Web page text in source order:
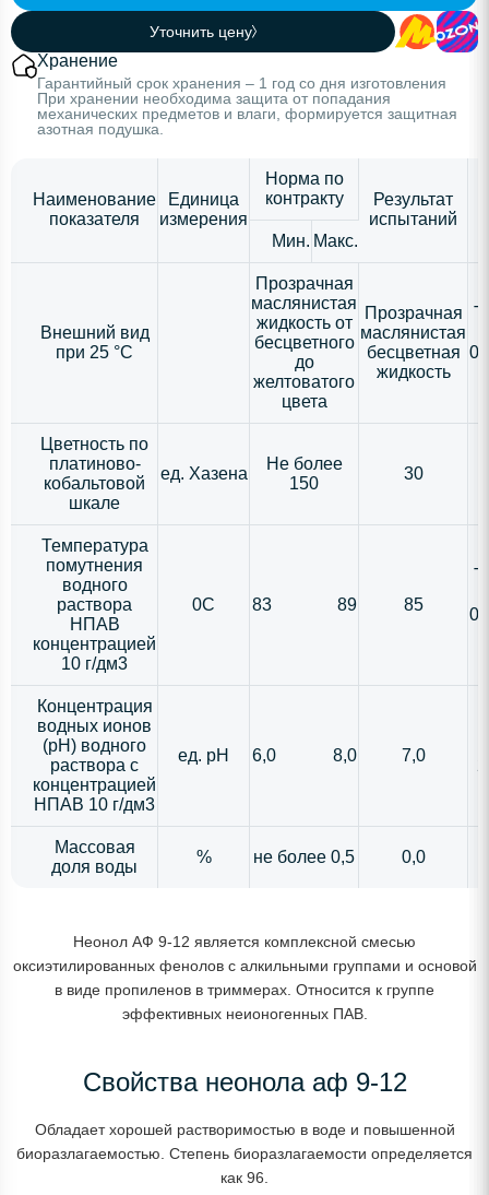
Уточнить цену
Хранение
Гарантийный срок хранения – 1 год со дня изготовления
При хранении необходима защита от попадания
механических предметов и влаги, формируется защитная
азотная подушка.
Наименование
показателя
Единица
измерения
Норма по
контракту
Результат
испытаний
Мин. Макс.
Внешний вид
при 25 °С
Прозрачная
маслянистая
жидкость от
бесцветного
до
желтоватого
цвета
Прозрачная
маслянистая
бесцветная
жидкость
Цветность по
платиново-
кобальтовой
шкале
ед. Хазена
Не более
150
30
Температура
помутнения
водного
раствора
НПАВ
концентрацией
10 г/дм3
0С 83 89 85
Концентрация
водных ионов
(рН) водного
раствора с
концентрацией
НПАВ 10 г/дм3
ед. рН 6,0 8,0 7,0
Массовая
доля воды
% не более 0,5 0,0
Неонол АФ 9-12 является комплексной смесью
оксиэтилированных фенолов с алкильными группами и основой
в виде пропиленов в триммерах. Относится к группе
эффективных неионогенных ПАВ.
Свойства неонола аф 9-12
Обладает хорошей растворимостью в воде и повышенной
биоразлагаемостью. Степень биоразлагаемости определяется
как 96.